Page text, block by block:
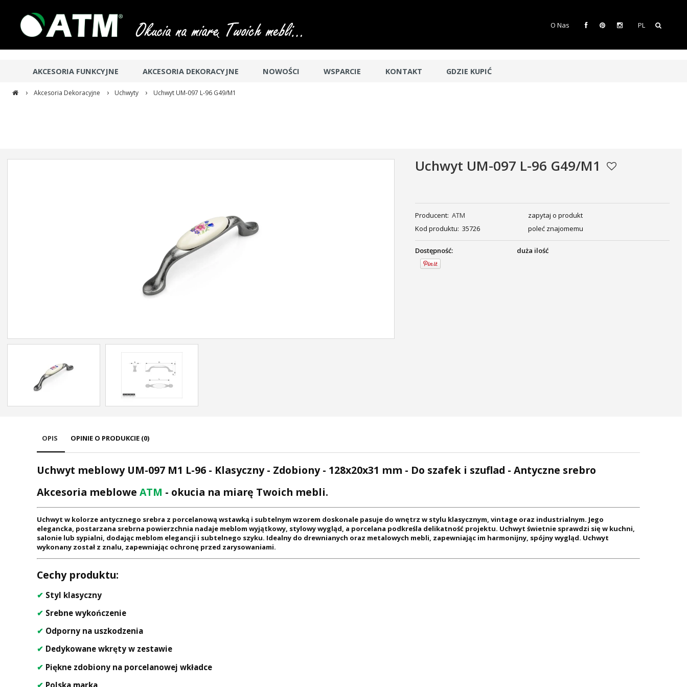
O Nas PL
AKCESORIA FUNKCYJNE AKCESORIA DEKORACYJNE NOWOŚCI WSPARCIE KONTAKT GDZIE KUPIĆ
› Akcesoria Dekoracyjne › Uchwyty › Uchwyt UM-097 L-96 G49/M1
Uchwyt UM-097 L-96 G49/M1
Producent: ATM
Kod produktu: 35726
zapytaj o produkt
poleć znajomemu
Dostępność: duża ilość
OPIS OPINIE O PRODUKCIE (0)
Uchwyt meblowy UM-097 M1 L-96 - Klasyczny - Zdobiony - 128x20x31 mm - Do szafek i szuflad - Antyczne srebro
Akcesoria meblowe ATM - okucia na miarę Twoich mebli.
Uchwyt w kolorze antycznego srebra z porcelanową wstawką i subtelnym wzorem doskonale pasuje do wnętrz w stylu klasycznym, vintage oraz industrialnym. Jego
elegancka, postarzana srebrna powierzchnia nadaje meblom wyjątkowy, stylowy wygląd, a porcelana podkreśla delikatność projektu. Uchwyt świetnie sprawdzi się w kuchni,
salonie lub sypialni, dodając meblom elegancji i subtelnego szyku. Idealny do drewnianych oraz metalowych mebli, zapewniając im harmonijny, spójny wygląd. Uchwyt
wykonany został z znalu, zapewniając ochronę przed zarysowaniami.
Cechy produktu:
✔ Styl klasyczny
✔ Srebne wykończenie
✔ Odporny na uszkodzenia
✔ Dedykowane wkręty w zestawie
✔ Piękne zdobiony na porcelanowej wkładce
✔ Polska marka